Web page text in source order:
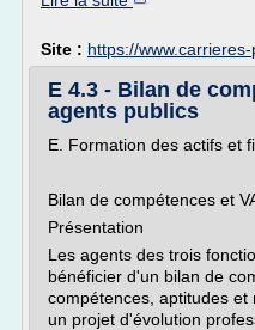
Site : https://
E 4.3 - Bilan de
agents publics
E. Formation des actifs et
Bilan de compétences et
Présentation
Les agents des trois
bénéficier d'un bilan de
compétences, aptitudes
un projet d'évolution